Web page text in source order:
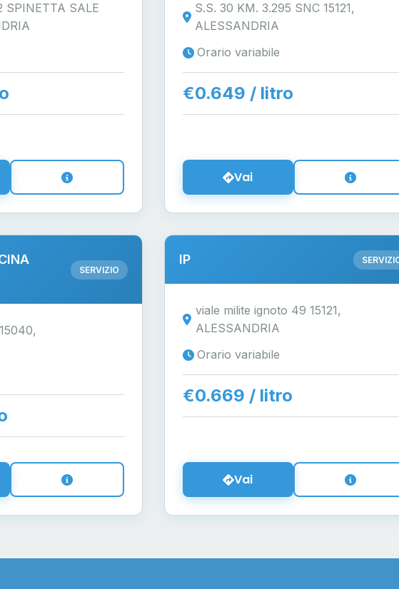
SPINETTA SALE
S.S. 30 KM. 3.295 SNC 15121,
ALESSANDRIA
Orario variabile
€0.649 / litro
Vai
SERVIZIO
IP
viale milite ignoto 49 15121,
ALESSANDRIA
Orario variabile
€0.669 / litro
Vai